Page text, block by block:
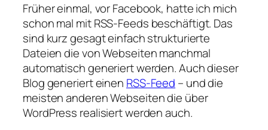
Früher einmal, vor Facebook, hatte ich mich
schon mal mit RSS-Feeds beschäftigt. Das
sind kurz gesagt einfach strukturierte
Dateien die von Webseiten manchmal
automatisch generiert werden. Auch dieser
Blog generiert einen RSS-Feed – und die
meisten anderen Webseiten die über
WordPress realisiert werden auch.